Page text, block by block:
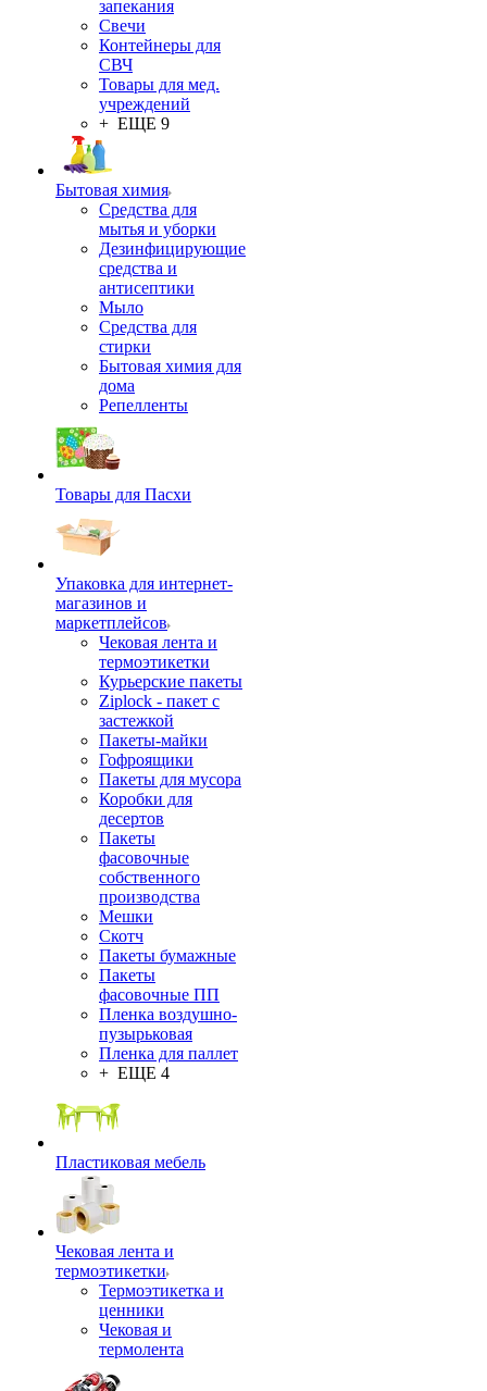
запекания
Свечи
Контейнеры для
СВЧ
Товары для мед.
учреждений
+ ЕЩЕ 9
Бытовая химия
Средства для
мытья и уборки
Дезинфицирующие
средства и
антисептики
Мыло
Средства для
стирки
Бытовая химия для
дома
Репелленты
Товары для Пасхи
Упаковка для интернет-
магазинов и
маркетплейсов
Чековая лента и
термоэтикетки
Курьерские пакеты
Ziplock - пакет с
застежкой
Пакеты-майки
Гофроящики
Пакеты для мусора
Коробки для
десертов
Пакеты
фасовочные
собственного
производства
Мешки
Скотч
Пакеты бумажные
Пакеты
фасовочные ПП
Пленка воздушно-
пузырьковая
Пленка для паллет
+ ЕЩЕ 4
Пластиковая мебель
Чековая лента и
термоэтикетки
Термоэтикетка и
ценники
Чековая и
термолента